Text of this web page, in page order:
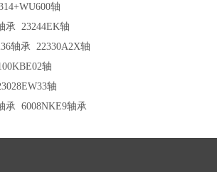
轴
承 23244EK轴
轴承 22330A2X轴
轴
轴
承 6008NKE9轴承